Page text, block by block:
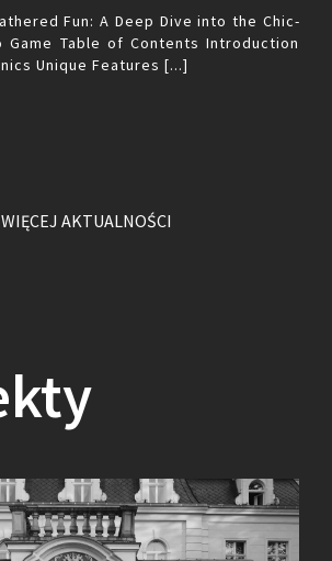
Fun: A Deep Dive into the Chic­
Game Table of Con­tents In­tro­duc­tion
Uni­que Fe­atu­res [...]
WIĘCEJ AKTUALNOŚCI